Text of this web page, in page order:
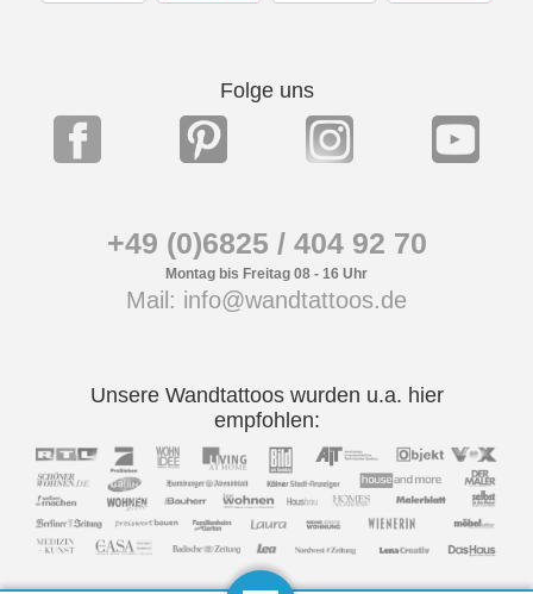
Folge uns
+49 (0)6825 / 404 92 70
Montag bis Freitag 08 - 16 Uhr
Mail: info@wandtattoos.de
Unsere Wandtattoos wurden u.a. hier
empfohlen: